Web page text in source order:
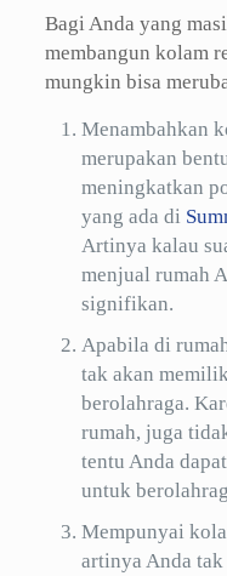
Bagi Anda yang
membangun kolam
mungkin bisa
Menambahkan
merupakan
meningkatkan
yang ada di
Artinya kalau
menjual rumah
signifikan.
Apabila di
tak akan
berolahraga.
rumah, juga
tentu Anda
untuk
Mempunyai
artinya Anda